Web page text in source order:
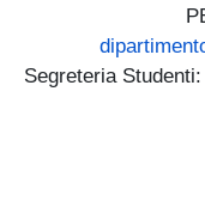
Segreteria